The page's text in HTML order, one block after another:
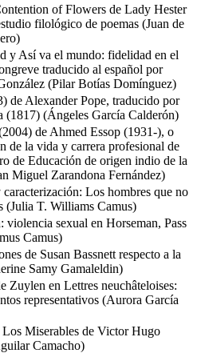
of Flowers de Lady Hester
filológico de poemas (Juan de
y Así va el mundo: fidelidad en el
traducido al español por
(Pilar Botías Domínguez)
de Alexander Pope, traducido por
(1817) (Ángeles García Calderón)
de Ahmed Essop (1931-), o
de la vida y carrera profesional de
de Educación de origen indio de la
Miguel Zarandona Fernández)
Los hombres que no
(Julia T. Williams Camus)
violencia sexual en Horseman, Pass
Camus)
de Susan Bassnett respecto a la
Samy Gamaleldin)
Zuylen en Lettres neuchâteloises:
representativos (Aurora García
Miserables de Victor Hugo
Camacho)